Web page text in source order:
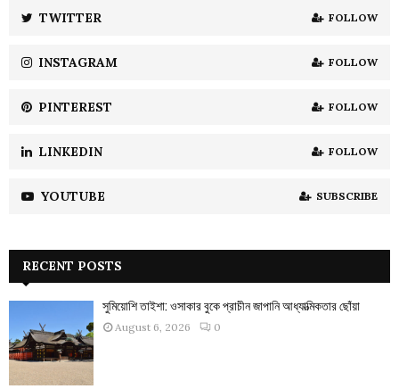
H
TWITTER FOLLOW
INSTAGRAM FOLLOW
PINTEREST FOLLOW
LINKEDIN FOLLOW
YOUTUBE SUBSCRIBE
RECENT POSTS
সুমিয়োশি তাইশা: ওসাকার বুকে প্রাচীন জাপানি আধ্যাত্মিকতার ছোঁয়া
August 6, 2026 0